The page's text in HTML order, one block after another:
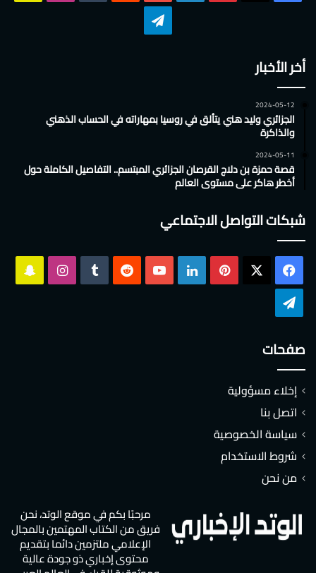
أخر الأخبار
2024-05-12
الجزائري وليد هني يتألق في روسيا بمهاراته في الحساب الذهني
والذاكرة
2024-05-11
قصة حمزة بن دلاج القرصان الجزائري المبتسم.. التفاصيل الكاملة حول
أخطر هاكر على مستوى العالم
شبكات التواصل الاجتماعي
فيسبوك بينتيريست لينكدإن ‫YouTube انستقرام
صفحات
إخلاء مسؤولية
اتصل بنا
سياسة الخصوصية
شروط الاستخدام
من نحن
مرحبًا بكم في موقع الوتد، نحن
فريق من الكتاب المهتمين بالمجال
الإعلامي ملتزمين دائما بتقديم
محتوى إخباري ذو جودة عالية